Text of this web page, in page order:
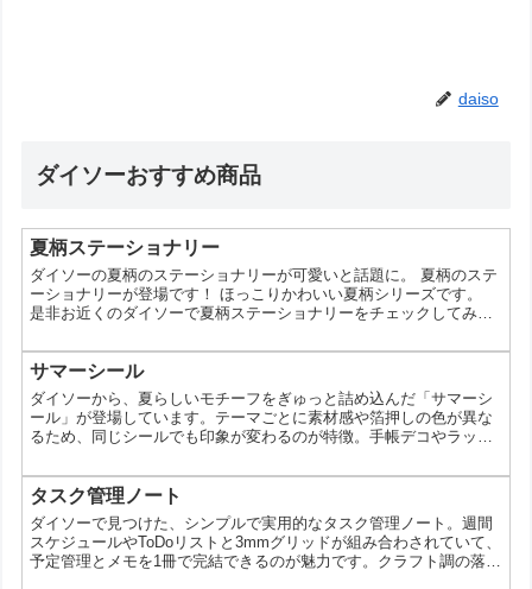
daiso
ダイソーおすすめ商品
夏柄ステーショナリー
ダイソーの夏柄のステーショナリーが可愛いと話題に。 夏柄のステ
ーショナリーが登場です！ ほっこりかわいい夏柄シリーズです。
是非お近くのダイソーで夏柄ステーショナリーをチェックしてみて
メッセージカード ※各種100円（税抜） この投稿をInstagramで見
る 夏柄のステーショナリーが登場！ ほっこりかわいい夏柄シリー
ズです。 . . ステッカー レターセット おたより箋 ぽち袋 二つ折り
メッセージカード ....
サマーシール
ダイソーから、夏らしいモチーフをぎゅっと詰め込んだ「サマーシ
ール」が登場しています。テーマごとに素材感や箔押しの色が異な
るため、同じシールでも印象が変わるのが特徴。手帳デコやラッピ
エーションが魅力です。 ダイソーのサマーシールとは 今回のサマ
ーシールは、シロクマや金魚、花火など、夏の定番モチーフをテー
マ別に展開しているシリーズです。それぞれデザインだけでなく、
素材や箔押しの色味に違いがあり、組み合わせることでデコレ...
タスク管理ノート
ダイソーで見つけた、シンプルで実用的なタスク管理ノート。週間
スケジュールやToDoリストと3mmグリッドが組み合わされていて、
予定管理とメモを1冊で完結できるのが魅力です。クラフト調の落ち